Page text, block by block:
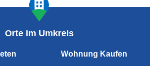
Orte im Umkreis
Wohnung Kaufen